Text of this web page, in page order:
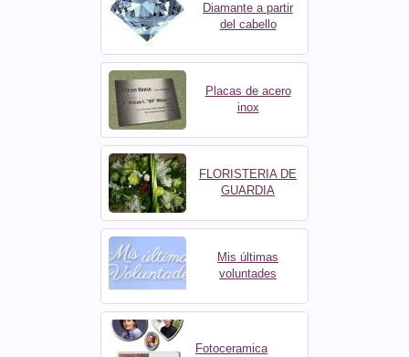
Diamante a partir
del cabello
Placas de acero
inox
FLORISTERIA DE
GUARDIA
Mis últimas
voluntades
Fotoceramica